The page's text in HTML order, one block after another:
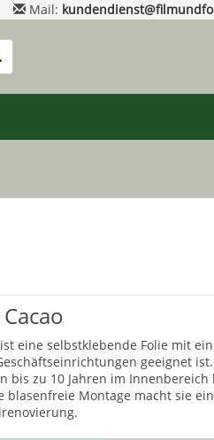
Mail:
ist eine selbstklebende Folie mit
geeignet
bis zu 10 Jahren im Innenbereich
blasenfreie Montage macht sie